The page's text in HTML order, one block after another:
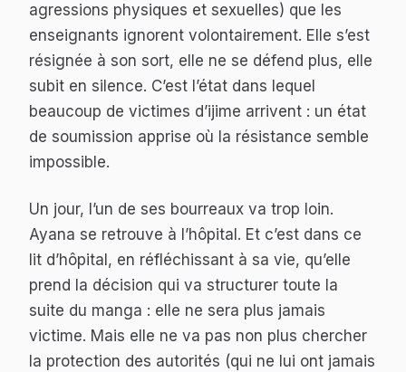
agressions physiques et sexuelles) que les
enseignants ignorent volontairement. Elle s’est
résignée à son sort, elle ne se défend plus, elle
subit en silence. C’est l’état dans lequel
beaucoup de victimes d’ijime arrivent : un état
de soumission apprise où la résistance semble
impossible.
Un jour, l’un de ses bourreaux va trop loin.
Ayana se retrouve à l’hôpital. Et c’est dans ce
lit d’hôpital, en réfléchissant à sa vie, qu’elle
prend la décision qui va structurer toute la
suite du manga : elle ne sera plus jamais
victime. Mais elle ne va pas non plus chercher
la protection des autorités (qui ne lui ont jamais